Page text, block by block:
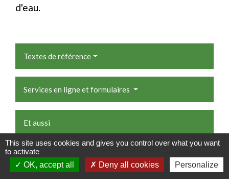
d'eau.
Textes de référence
Services en ligne et formulaires
Et aussi
Autorisation d'urbanisme
Logement
Travaux
This site uses cookies and gives you control over what you want
to activate
OK, accept all
Deny all cookies Personalize